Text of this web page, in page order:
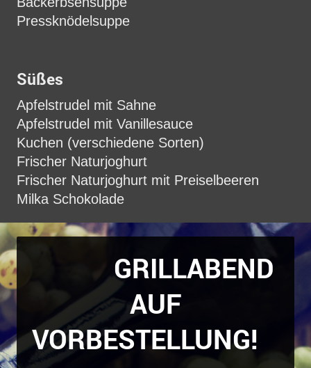
Pressknödelsuppe
Süßes
Apfelstrudel mit Sahne
Apfelstrudel mit Vanillesauce
Kuchen (verschiedene Sorten)
Frischer Naturjoghurt
Frischer Naturjoghurt mit Preiselbeeren
Milka Schokolade
GRILLABEND
AUF
VORBESTELLUNG!